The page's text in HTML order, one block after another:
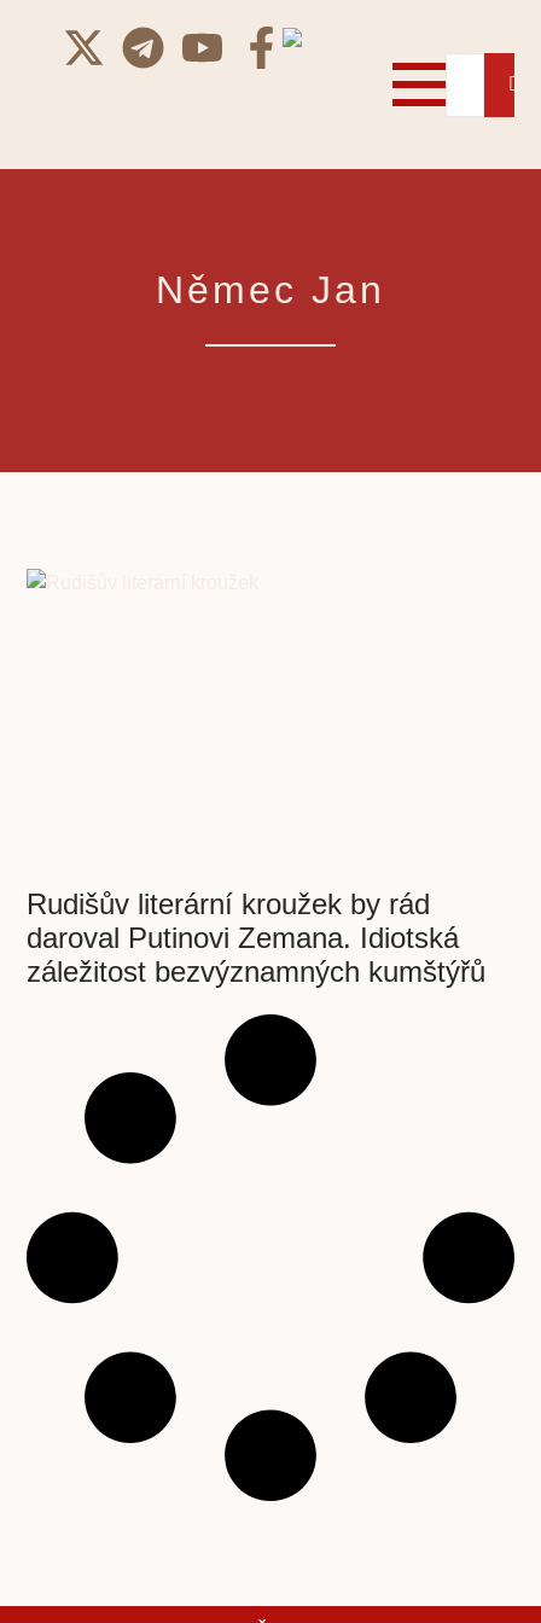
Němec Jan
Rudišův literární kroužek by rád
daroval Putinovi Zemana. Idiotská
záležitost bezvýznamných kumštýřů